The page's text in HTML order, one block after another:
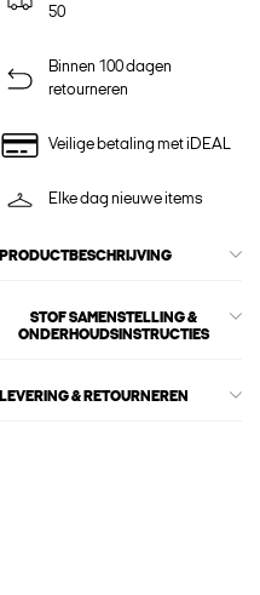
50
Binnen 100 dagen
retourneren
Veilige betaling met iDEAL
Elke dag nieuwe items
PRODUCTBESCHRIJVING
STOF SAMENSTELLING &
ONDERHOUDSINSTRUCTIES
LEVERING & RETOURNEREN